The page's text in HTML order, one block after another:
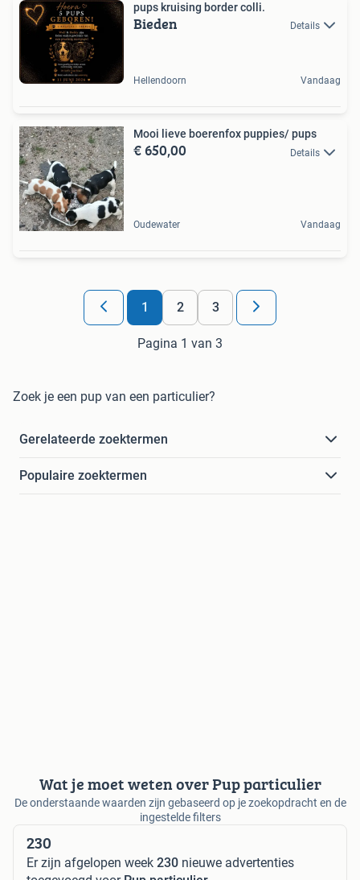
pups kruising border colli.
Bieden Details
Hellendoorn Vandaag
Mooi lieve boerenfox puppies/ pups
€ 650,00 Details
Oudewater Vandaag
1 2 3
Pagina 1 van 3
Zoek je een pup van een particulier?
Gerelateerde zoektermen
Populaire zoektermen
Wat je moet weten over Pup particulier
De onderstaande waarden zijn gebaseerd op je zoekopdracht en de
ingestelde filters
230
Er zijn afgelopen week 230 nieuwe advertenties